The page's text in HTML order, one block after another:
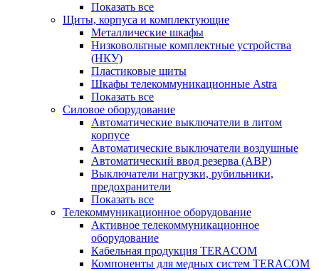
Показать все
Щиты, корпуса и комплектующие
Металлические шкафы
Низковольтные комплектные устройства
(НКУ)
Пластиковые щиты
Шкафы телекоммуникационные Astra
Показать все
Силовое оборудование
Автоматические выключатели в литом
корпусе
Автоматические выключатели воздушные
Автоматический ввод резерва (АВР)
Выключатели нагрузки, рубильники,
предохранители
Показать все
Телекоммуникационное оборудование
Активное телекоммуникационное
оборудование
Кабельная продукция TERACOM
Компоненты для медных систем TERACOM